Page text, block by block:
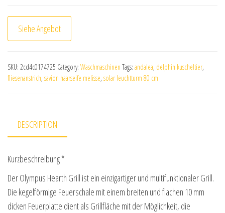
Siehe Angebot
SKU: 2cd4c0174725 Category: Waschmaschinen Tags: andalea, delphin kuscheltier,
fliesenanstrich, savion haarseife melisse, solar leuchtturm 80 cm
DESCRIPTION
Kurzbeschreibung *
Der Olympus Hearth Grill ist ein einzigartiger und multifunktionaler Grill.
Die kegelförmige Feuerschale mit einem breiten und flachen 10 mm
dicken Feuerplatte dient als Grillfläche mit der Möglichkeit, die